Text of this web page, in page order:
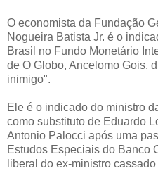
O economista da Fundação
Nogueira Batista Jr. é o
Brasil no Fundo Monetário
de O Globo, Ancelomo Gois,
inimigo".
Ele é o indicado do ministro
como substituto de Eduardo
Antonio Palocci após uma
Estudos Especiais do Banco
liberal do ex-ministro